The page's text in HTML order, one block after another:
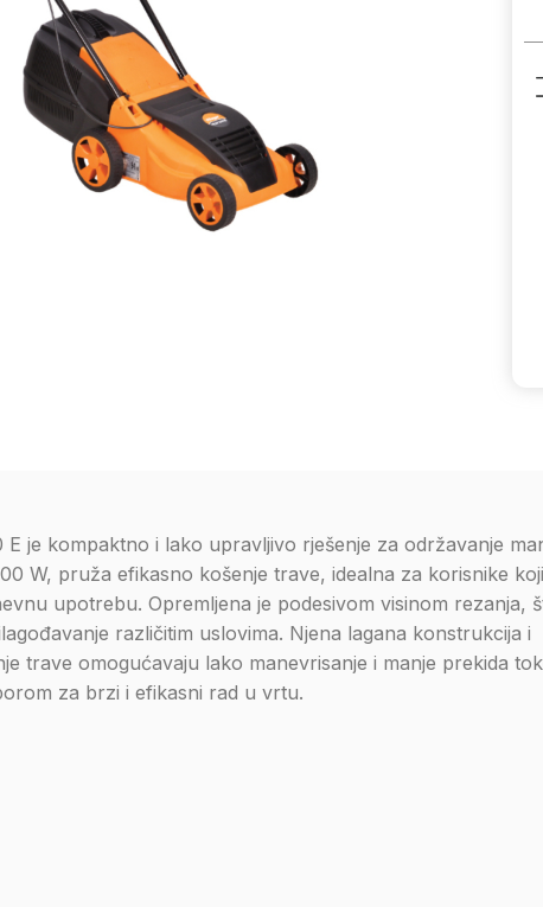
E je kompaktno i lako upravljivo rješenje za održavanje
W, pruža efikasno košenje trave, idealna za korisnike
upotrebu. Opremljena je podesivom visinom rezanja,
različitim uslovima. Njena lagana konstrukcija i
trave omogućavaju lako manevrisanje i manje prekida
za brzi i efikasni rad u vrtu.